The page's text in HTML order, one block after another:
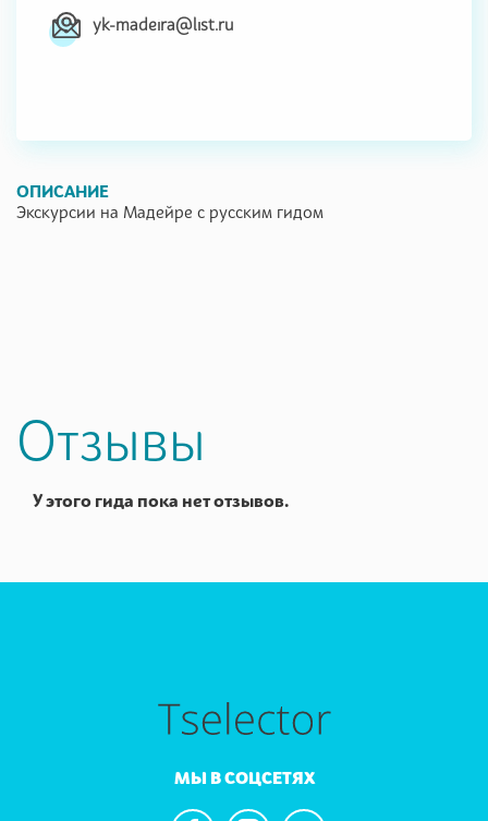
yk-madeira@list.ru
ОПИСАНИЕ
Экскурсии на Мадейре с русским гидом
Отзывы
У этого гида пока нет отзывов.
МЫ В СОЦСЕТЯХ